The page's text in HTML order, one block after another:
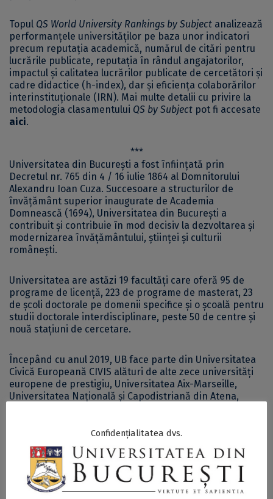
Topul QS World University Rankings by Subject analizează
performanțele universităților pe baza unor indicatori
precum reputația academică, numărul de citări pentru
lucrările publicate, reputația în rândul angajatorilor,
impactul și calitatea lucrărilor publicate de cercetători și
cadre didactice (h-index), dar și eficiența colaborărilor
interinstituționale (IRN). Mai multe detalii cu privire la
metodologia clasamentului QS by Subject pot fi accesate
aici.
***
Universitatea din București a fost înființată prin
Decretul nr. 765 din 4 / 16 iulie 1864 al Domnitorului
Alexandru Ioan Cuza. Succesoare a structurilor de
învățământ superior inaugurate de Academia
Domnească (1694), Universitatea din București a
contribuit și contribuie în mod decisiv la dezvoltarea și
modernizarea învățământului, științei și culturii
românești.
Universitatea are astăzi 19 facultăți care oferă 95 de
programe de licență, 223 de programe de masterat, 23
de școli doctorale pe domenii specifice și o școală pentru
studii doctorale interdisciplinare, peste 50 de centre și
nouă stațiuni de cercetare.
Începând cu anul 2019, UB face parte din Universitatea
Civică Europeană CIVIS alături de alte zece universități
europene de prestigiu, Universitatea Aix-Marseille,
Universitatea Națională și Capodistriană din Atena,
Roma, Universitatea din Stockholm, Universitatea
„Eberhard Karls” din Tübingen, Universitatea din
Glasgow, Universitatea din Lausanne, și Universitatea
„Paris Lodron” din Salzburg.
Confidențialitatea dvs.